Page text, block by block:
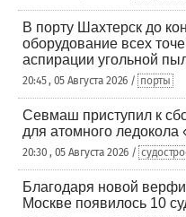
В порту Шахтерск до
оборудование всех
аспирации угольной
20:45 , 05 Августа 2026 / порты
Севмаш приступил к
для атомного ледокола
20:30 , 05 Августа 2026 /
Благодаря новой
Москве появилось 10